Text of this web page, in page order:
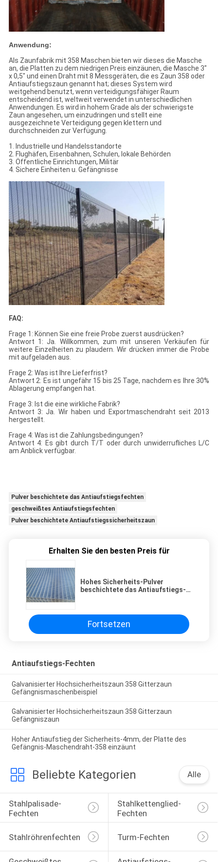
Anwendung:
Als Zaunfabrik mit 358 Maschen bieten wir dieses die Masche
an, die Platten zu dem niedrigen Preis einzäunen, die Masche 3"
x 0,5" und einen Draht mit 8 Messgeräten, die es Zaun 358 oder
Antiaufstiegszaun genannt hat; dieses System wird
weitgehend benutzt, wenn verteidigungsfähiger Raum
entscheidend ist, weltweit verwendet in unterschiedlichen
Anwendungen. Es wird in hohem Grade als der schwierigste
Zaun angesehen, um einzudringen und stellt eine
ausgezeichnete Verteidigung gegen klettern und
durchschneiden zur Verfügung.
1. Industrielle und Handelsstandorte
2. Flughäfen, Eisenbahnen, Schulen, lokale Behörden
3. Öffentliche Einrichtungen, Militär
4. Sichere Einheiten u. Gefängnisse
FAQ:
Frage 1: Können Sie eine freie Probe zuerst ausdrücken?
Antwort 1: Ja. Willkommen, zum mit unseren Verkäufen für
weitere Einzelheiten zu plaudern. Wir drücken immer die Probe
mit aufgeladen aus.
Frage 2: Was ist Ihre Lieferfrist?
Antwort 2: Es ist ungefähr 15 bis 25 Tage, nachdem es Ihre 30%
Ablagerung empfangen hat.
Frage 3: Ist die eine wirkliche Fabrik?
Antwort 3: Ja. Wir haben und Exportmaschendraht seit 2013
hergestellt.
Frage 4: Was ist die Zahlungsbedingungen?
Antwort 4: Es gibt durch T/T oder durch unwiderrufliches L/C
am Anblick verfügbar.
Pulver beschichtete das Antiaufstiegsfechten
geschweißtes Antiaufstiegsfechten
Pulver beschichtete Antiaufstiegssicherheitszaun
Erhalten Sie den besten Preis für
Hohes Sicherheits-Pulver
beschichtete das Antiaufstiegs-
Fortsetzen
Antiaufstiegs-Fechten
Galvanisierter Hochsicherheitszaun 358 Gitterzaun
Gefängnismaschenbeispiel
Galvanisierter Hochsicherheitszaun 358 Gitterzaun
Gefängniszaun
Hoher Antiaufstieg der Sicherheits-4mm, der Platte des
Gefängnis-Maschendraht-358 einzäunt
Beliebte Kategorien Alle
Stahlpalisade-
Fechten
Stahlkettenglied-
Fechten
Stahlröhrenfechten Turm-Fechten